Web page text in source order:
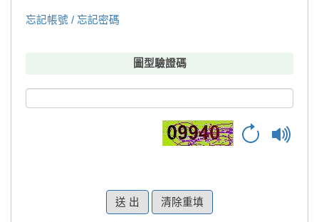
忘記帳號 / 忘記密碼
圖型驗證碼
清除重填